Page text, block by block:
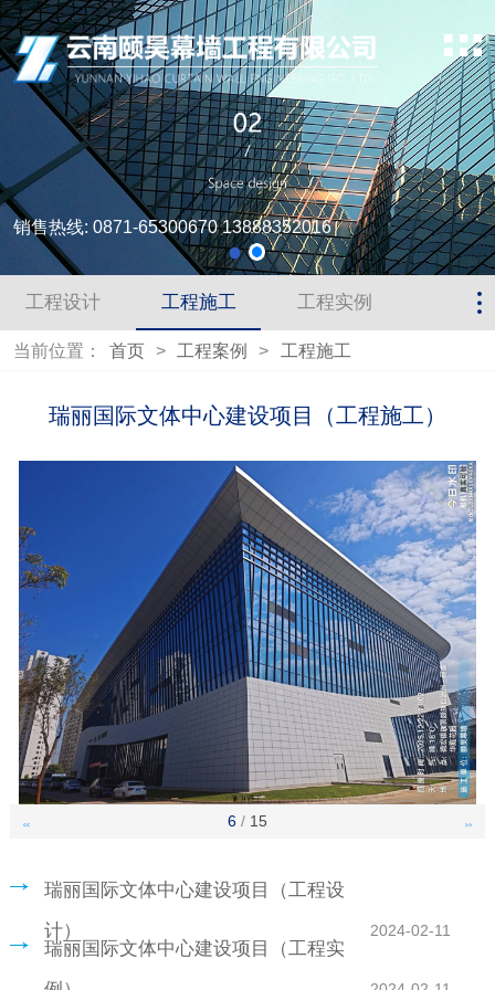
销售热线: 0871-65300670 13888352016
工程设计 工程施工 工程实例
当前位置： 首页 > 工程案例 > 工程施工
瑞丽国际文体中心建设项目（工程施工）
6/ 15
<< >>
瑞丽国际文体中心建设项目（工程设
计）
2024-02-11
瑞丽国际文体中心建设项目（工程实